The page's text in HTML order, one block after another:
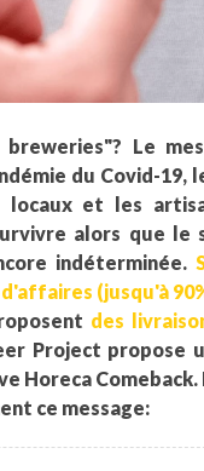
Le
du Covid-19,
locaux et les
alors que
indéterminée.
(jusqu'à
des
Project propose
Horeca
ce message: